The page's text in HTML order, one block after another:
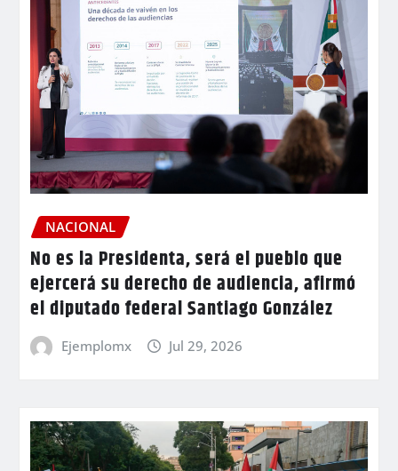
NACIONAL
No es la Presidenta, será el pueblo que
ejercerá su derecho de audiencia, afirmó
el diputado federal Santiago González
Ejemplomx Jul 29, 2026